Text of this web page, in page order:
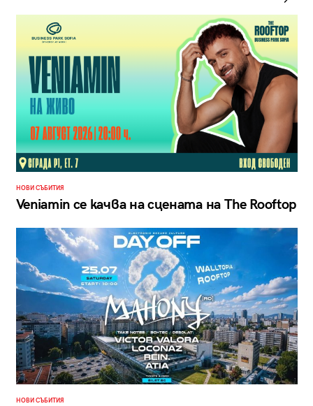
НОВИ СЪБИТИЯ
Veniamin се качва на сцената на The Rooftop
НОВИ СЪБИТИЯ